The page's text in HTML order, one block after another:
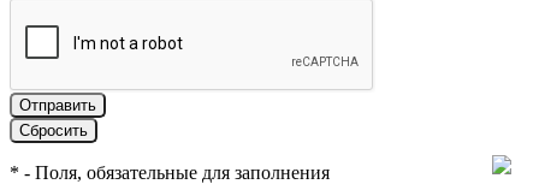
* - Поля, обязательные для заполнения